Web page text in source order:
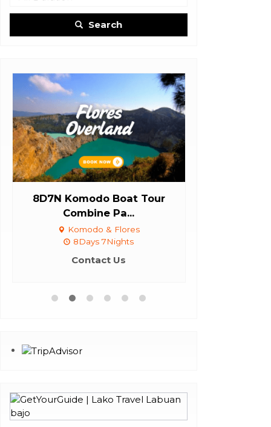
Search
8D7N Komodo Boat Tour
Combine Pa...
Komodo & Flores
8Days 7Nights
Contact Us